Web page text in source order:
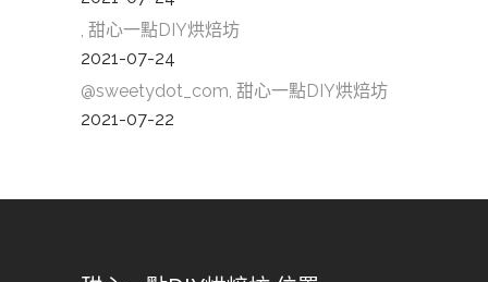
, 甜心一點DIY烘焙坊
2021-07-24
@sweetydot_com, 甜心一點DIY烘焙坊
2021-07-22